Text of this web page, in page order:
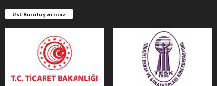
E
R
Üst Kuruluşlarımız